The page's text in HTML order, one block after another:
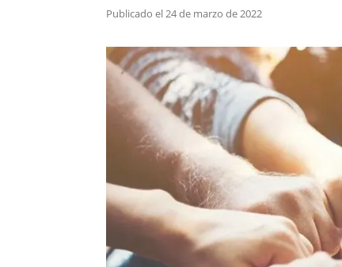
Publicado el 24 de marzo de 2022